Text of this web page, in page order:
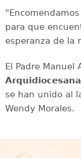
para que
esperanza de la
El Padre Manuel
Arquidiocesana
se han unido al
Wendy Morales.